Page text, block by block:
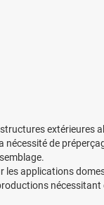
extérieures
de
applications